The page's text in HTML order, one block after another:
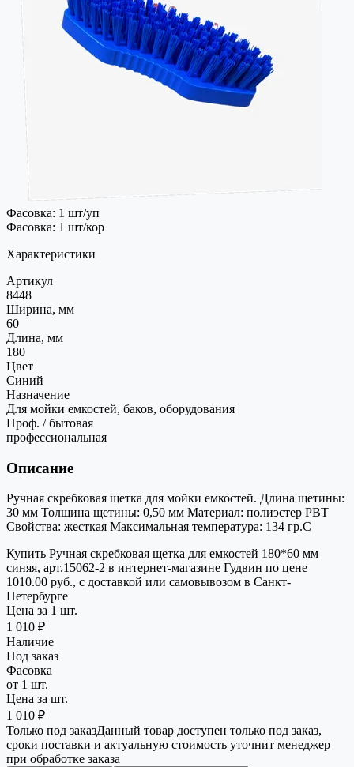
Фасовка: 1 шт/уп
Фасовка: 1 шт/кор
Характеристики
Артикул
8448
Ширина, мм
60
Длина, мм
180
Цвет
Синий
Назначение
Для мойки емкостей, баков, оборудования
Проф. / бытовая
профессиональная
Описание
Ручная скребковая щетка для мойки емкостей. Длина щетины:
30 мм Толщина щетины: 0,50 мм Материал: полиэстер РВТ
Свойства: жесткая Максимальная температура: 134 гр.С
Купить Ручная скребковая щетка для емкостей 180*60 мм
синяя, арт.15062-2 в интернет-магазине Гудвин по цене
1010.00 руб., с доставкой или самовывозом в Санкт-
Петербурге
Цена за 1 шт.
1 010 ₽
Наличие
Под заказ
Фасовка
от 1 шт.
Цена за шт.
1 010 ₽
Только под заказДанный товар доступен только под заказ,
сроки поставки и актуальную стоимость уточнит менеджер
при обработке заказа